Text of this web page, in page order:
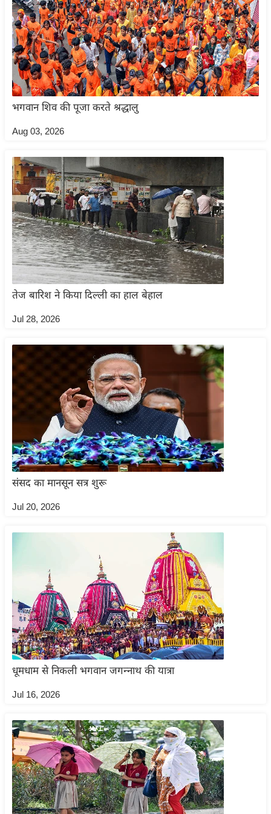
इ
म
ई
-
पे
प
र
मि
ल
बे
मि
सा
ल
श
ख्सि
य
यं
ग
इं
डि
या
सा
हि
त्य
ज
ग
त
ऑ
न्यू
ब्री
फ
म
नो
रं
न
ग
त
बॉ
ली
वु
भगवान शिव की पूजा करते श्रद्धालु
Aug 03, 2026
तेज बारिश ने किया दिल्ली का हाल बेहाल
Jul 28, 2026
संसद का मानसून सत्र शुरू
Jul 20, 2026
धूमधाम से निकली भगवान जगन्नाथ की यात्रा
Jul 16, 2026